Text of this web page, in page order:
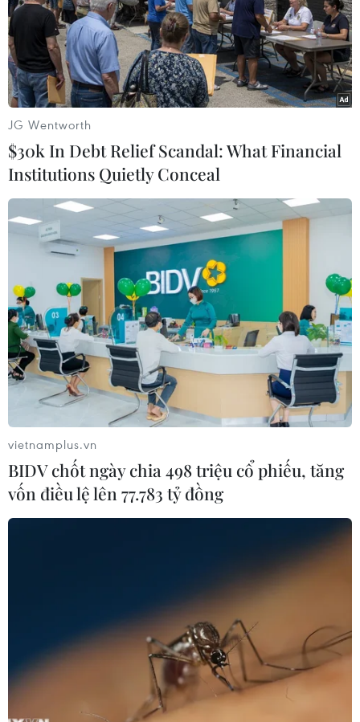
Congo: Dịch sởi cướp đi sinh mạng 2.700
người dân trong vòng 7 tháng
18/08/2019 00:37
Tổ chức Y tế thế giới (WHO) cảnh báo dịch sởi tại Cộng
hòa dân chủ Congo đã gây ra số người chết bằng cả
dịch Ebola và tả cộng lại.
Đợt dịch Ebola mới tại CHDC Congo đã
làm hơn 2.000 người chết
30/08/2019 10:14
Chính phủ Congo xác định đã có hơn 3.000 ca mắc
virus Ebola ở nước này, trong đó hơn 2.000 người đã tử
JG Wentworth
$30k In Debt Relief Scandal: What Financial
Institutions Quietly Conceal
vietnamplus.vn
BIDV chốt ngày chia 498 triệu cổ phiếu, tăng
vốn điều lệ lên 77.783 tỷ đồng